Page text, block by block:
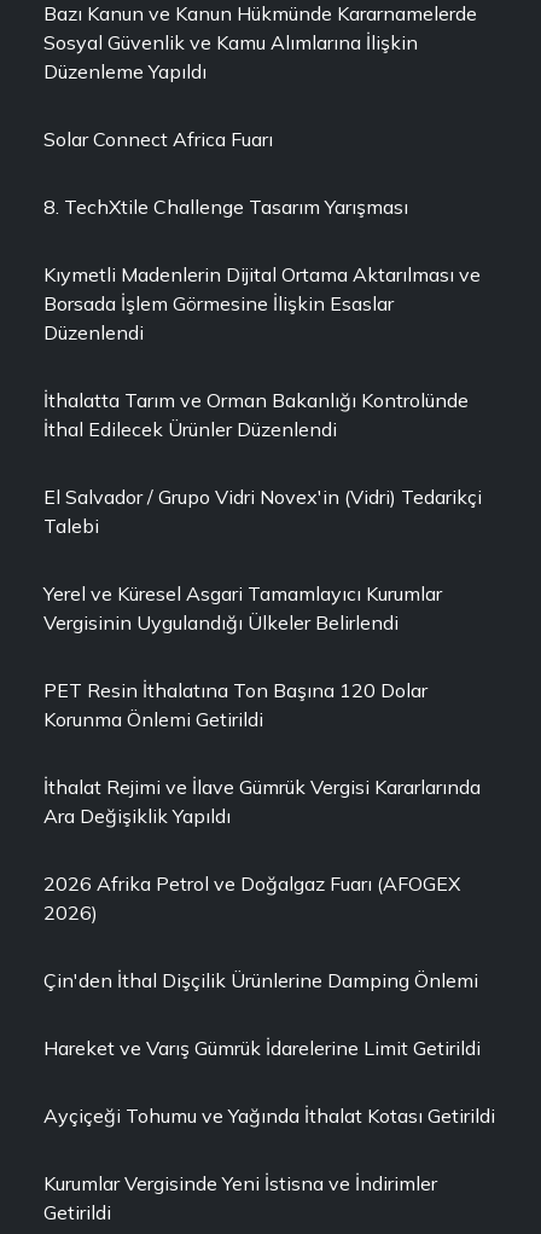
Bazı Kanun ve Kanun Hükmünde Kararnamelerde
Sosyal Güvenlik ve Kamu Alımlarına İlişkin
Düzenleme Yapıldı
Solar Connect Africa Fuarı
8. TechXtile Challenge Tasarım Yarışması
Kıymetli Madenlerin Dijital Ortama Aktarılması ve
Borsada İşlem Görmesine İlişkin Esaslar
Düzenlendi
İthalatta Tarım ve Orman Bakanlığı Kontrolünde
İthal Edilecek Ürünler Düzenlendi
El Salvador / Grupo Vidri Novex'in (Vidri) Tedarikçi
Talebi
Yerel ve Küresel Asgari Tamamlayıcı Kurumlar
Vergisinin Uygulandığı Ülkeler Belirlendi
PET Resin İthalatına Ton Başına 120 Dolar
Korunma Önlemi Getirildi
İthalat Rejimi ve İlave Gümrük Vergisi Kararlarında
Ara Değişiklik Yapıldı
2026 Afrika Petrol ve Doğalgaz Fuarı (AFOGEX
2026)
Çin'den İthal Dişçilik Ürünlerine Damping Önlemi
Hareket ve Varış Gümrük İdarelerine Limit Getirildi
Ayçiçeği Tohumu ve Yağında İthalat Kotası Getirildi
Kurumlar Vergisinde Yeni İstisna ve İndirimler
Getirildi